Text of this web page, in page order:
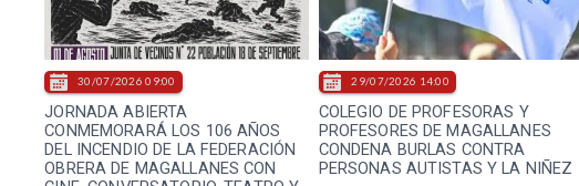
JORNADA ABIERTA
CONMEMORARÁ LOS 106 AÑOS
DEL INCENDIO DE LA FEDERACIÓN
OBRERA DE MAGALLANES CON
30/07/2026 09:00
COLEGIO DE PROFESORAS Y
PROFESORES DE MAGALLANES
CONDENA BURLAS CONTRA
PERSONAS AUTISTAS Y LA NIÑEZ
29/07/2026 14:00